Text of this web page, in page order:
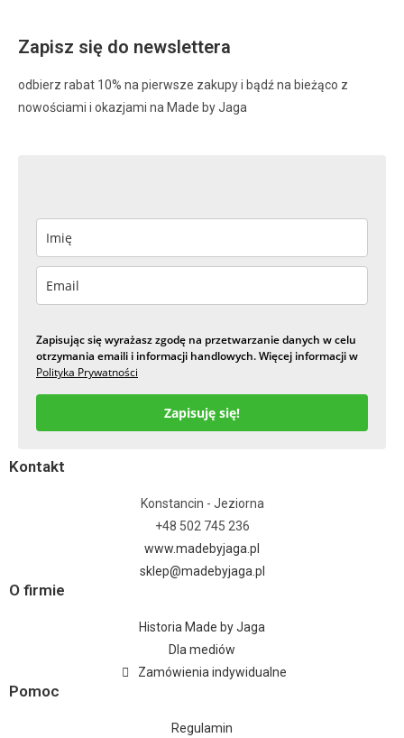
Zapisz się do newslettera
odbierz rabat 10% na pierwsze zakupy i bądź na bieżąco z
nowościami i okazjami na Made by Jaga
Zapisując się wyrażasz zgodę na przetwarzanie danych w celu
otrzymania emaili i informacji handlowych. Więcej informacji w
Polityka Prywatności
Zapisuję się!
Kontakt
Konstancin - Jeziorna
+48 502 745 236
www.madebyjaga.pl
sklep@madebyjaga.pl
O firmie
Historia Made by Jaga
Dla mediów
Zamówienia indywidualne
Pomoc
Regulamin